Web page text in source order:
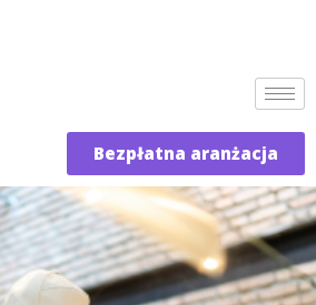
Bezpłatna aranżacja